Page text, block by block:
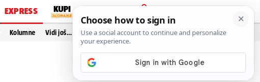
EXPRESS
PRIJAVA
Kolumne Vidi još…